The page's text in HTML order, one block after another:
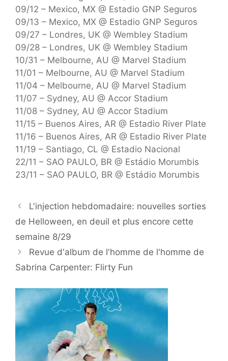
09/12 – Mexico, MX @ Estadio GNP Seguros
09/13 – Mexico, MX @ Estadio GNP Seguros
09/27 – Londres, UK @ Wembley Stadium
09/28 – Londres, UK @ Wembley Stadium
10/31 – Melbourne, AU @ Marvel Stadium
11/01 – Melbourne, AU @ Marvel Stadium
11/04 – Melbourne, AU @ Marvel Stadium
11/07 – Sydney, AU @ Accor Stadium
11/08 – Sydney, AU @ Accor Stadium
11/15 – Buenos Aires, AR @ Estadio River Plate
11/16 – Buenos Aires, AR @ Estadio River Plate
11/19 – Santiago, CL @ Estadio Nacional
22/11 – SAO PAULO, BR @ Estádio Morumbis
23/11 – SAO PAULO, BR @ Estádio Morumbis
L'injection hebdomadaire: nouvelles sorties
de Helloween, en deuil et plus encore cette
semaine 8/29
Revue d'album de l'homme de l'homme de
Sabrina Carpenter: Flirty Fun